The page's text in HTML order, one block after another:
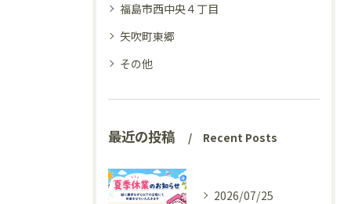
福島市西中央４丁目
矢吹町東郷
その他
最近の投稿 Recent Posts
2026/07/25